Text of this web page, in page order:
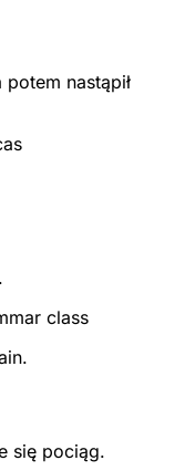
nastąpił
class
się pociąg.